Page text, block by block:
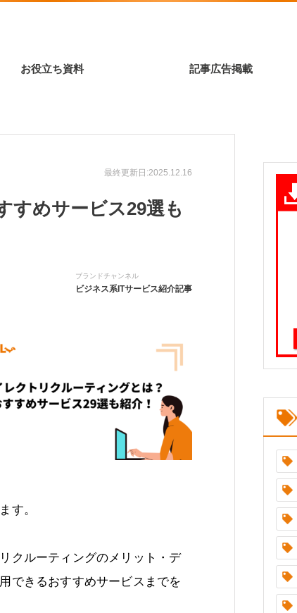
お役立ち資料 記事広告掲載
最終更新日:2025.12.16
すめサービス29選も
ブランドチャンネル
ビジネス系ITサービス紹介記事
す。
クルーティングのメリット・デ
できるおすすめサービスまでを